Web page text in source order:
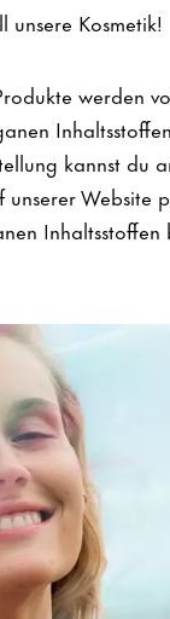
Kosmetik!
werden
kannst du
unserer Website
Inhaltsstoffen